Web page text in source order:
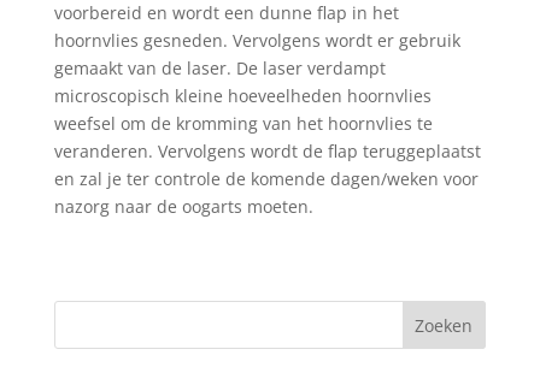
voorbereid en wordt een dunne flap in het
hoornvlies gesneden. Vervolgens wordt er gebruik
gemaakt van de laser. De laser verdampt
microscopisch kleine hoeveelheden hoornvlies
weefsel om de kromming van het hoornvlies te
veranderen. Vervolgens wordt de flap teruggeplaatst
en zal je ter controle de komende dagen/weken voor
nazorg naar de oogarts moeten.